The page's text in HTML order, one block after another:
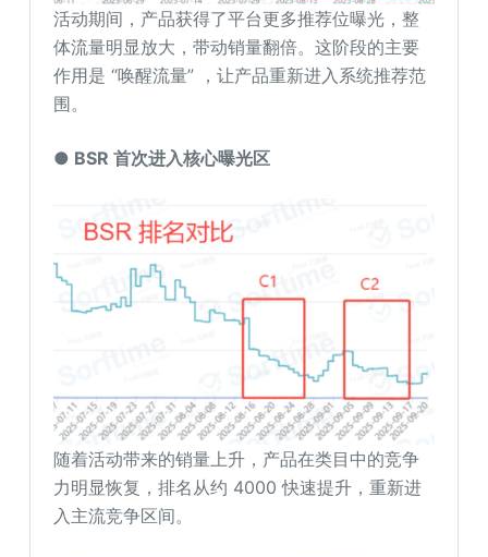
活动期间，产品获得了平台更多推荐位曝光，整
体流量明显放大，带动销量翻倍。这阶段的主要
作用是 “唤醒流量” ，让产品重新进入系统推荐范
围。
● BSR首次进入核心曝光区
随着活动带来的销量上升，产品在类目中的竞争
力明显恢复，排名从约 4000 快速提升，重新进
入主流竞争区间。